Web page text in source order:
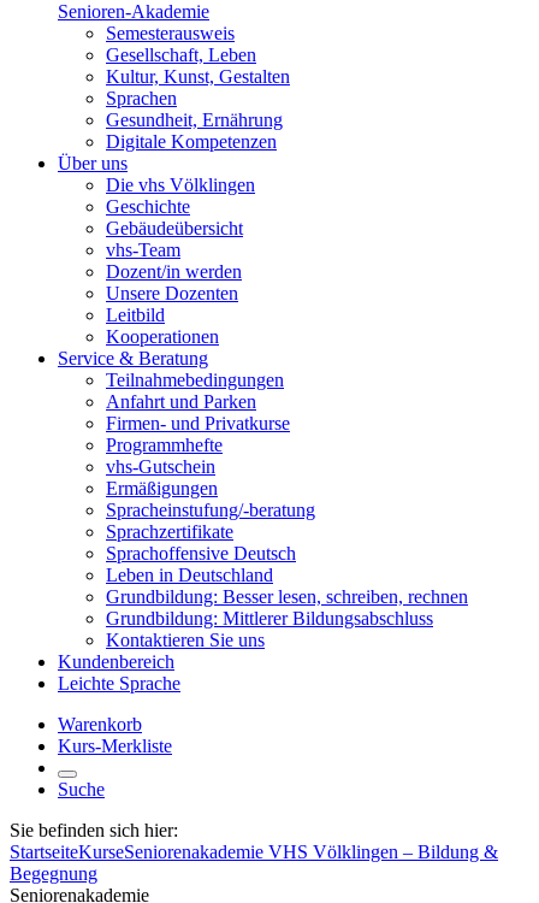
Senioren-Akademie
Semesterausweis
Gesellschaft, Leben
Kultur, Kunst, Gestalten
Sprachen
Gesundheit, Ernährung
Digitale Kompetenzen
Über uns
Die vhs Völklingen
Geschichte
Gebäudeübersicht
vhs-Team
Dozent/in werden
Unsere Dozenten
Leitbild
Kooperationen
Service & Beratung
Teilnahmebedingungen
Anfahrt und Parken
Firmen- und Privatkurse
Programmhefte
vhs-Gutschein
Ermäßigungen
Spracheinstufung/-beratung
Sprachzertifikate
Sprachoffensive Deutsch
Leben in Deutschland
Grundbildung: Besser lesen, schreiben, rechnen
Grundbildung: Mittlerer Bildungsabschluss
Kontaktieren Sie uns
Kundenbereich
Leichte Sprache
Warenkorb
Kurs-Merkliste
Suche
Sie befinden sich hier:
StartseiteKurseSeniorenakademie VHS Völklingen – Bildung &
Begegnung
Seniorenakademie